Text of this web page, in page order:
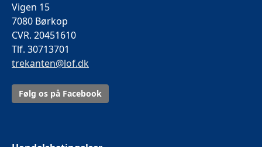
Vigen 15
7080 Børkop
CVR. 20451610
Tlf. 30713701
trekanten@lof.dk
Følg os på Facebook